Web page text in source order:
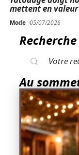
mettent en
Mode 05/07/2026
Recherche
Au